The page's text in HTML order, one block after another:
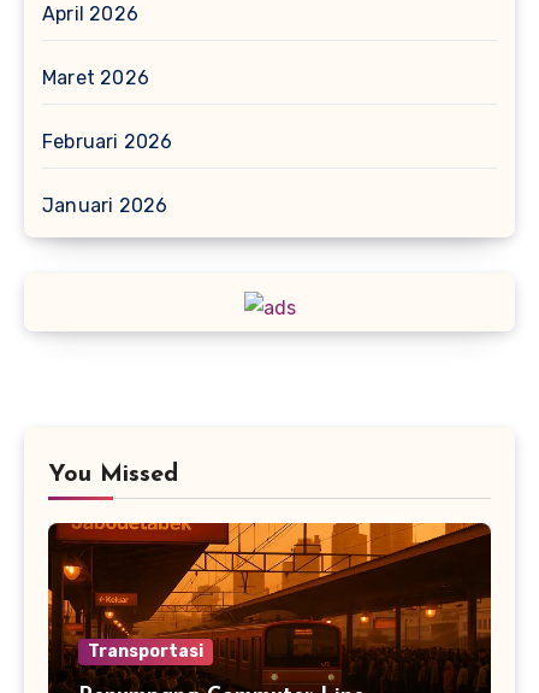
April 2026
Maret 2026
Februari 2026
Januari 2026
You Missed
Transportasi